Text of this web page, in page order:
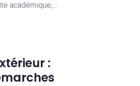
académique,…
: